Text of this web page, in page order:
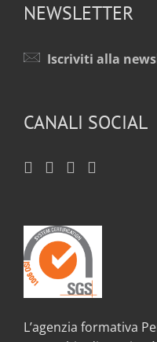
NEWSLETTER
Iscriviti alla
CANALI SOCIAL
L’agenzia formativa